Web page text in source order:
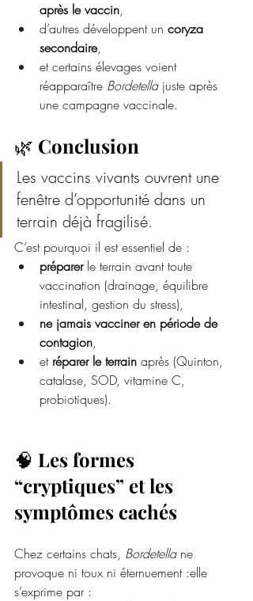
après le vaccin,
d’autres développent un coryza
secondaire,
et certains élevages voient
réapparaître Bordetella juste après
une campagne vaccinale.
🌿 Conclusion
Les vaccins vivants ouvrent une
fenêtre d’opportunité dans un
terrain déjà fragilisé.
C’est pourquoi il est essentiel de :
préparer le terrain avant toute
vaccination (drainage, équilibre
intestinal, gestion du stress),
ne jamais vacciner en période de
contagion,
et réparer le terrain après (Quinton,
catalase, SOD, vitamine C,
probiotiques).
🧠 Les formes
“cryptiques” et les
symptômes cachés
Chez certains chats, Bordetella ne
provoque ni toux ni éternuement :elle
s’exprime par :